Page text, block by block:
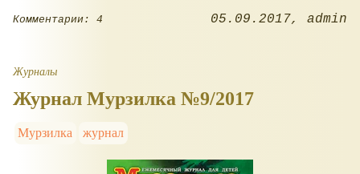
Комментарии: 4 05.09.2017 admin
Журналы
Журнал Мурзилка №9/2017
Мурзилка журнал